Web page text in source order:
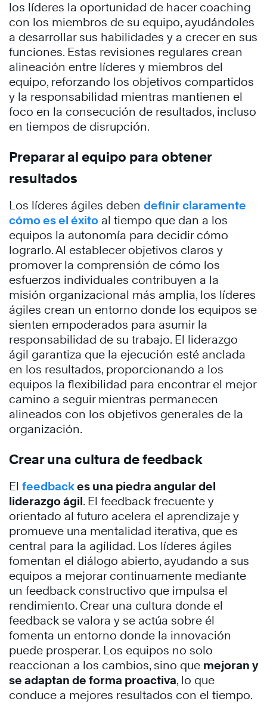
los líderes la oportunidad de hacer coaching
con los miembros de su equipo, ayudándoles
a desarrollar sus habilidades y a crecer en sus
funciones. Estas revisiones regulares crean
alineación entre líderes y miembros del
equipo, reforzando los objetivos compartidos
y la responsabilidad mientras mantienen el
foco en la consecución de resultados, incluso
en tiempos de disrupción.
Preparar al equipo para obtener
resultados
Los líderes ágiles deben definir claramente
cómo es el éxito al tiempo que dan a los
equipos la autonomía para decidir cómo
lograrlo. Al establecer objetivos claros y
promover la comprensión de cómo los
esfuerzos individuales contribuyen a la
misión organizacional más amplia, los líderes
ágiles crean un entorno donde los equipos se
sienten empoderados para asumir la
responsabilidad de su trabajo. El liderazgo
ágil garantiza que la ejecución esté anclada
en los resultados, proporcionando a los
equipos la flexibilidad para encontrar el mejor
camino a seguir mientras permanecen
alineados con los objetivos generales de la
organización.
Crear una cultura de feedback
El feedbackes una piedra angular del
liderazgo ágil. El feedback frecuente y
orientado al futuro acelera el aprendizaje y
promueve una mentalidad iterativa, que es
central para la agilidad. Los líderes ágiles
fomentan el diálogo abierto, ayudando a sus
equipos a mejorar continuamente mediante
un feedback constructivo que impulsa el
rendimiento. Crear una cultura donde el
feedback se valora y se actúa sobre él
fomenta un entorno donde la innovación
puede prosperar. Los equipos no solo
reaccionan a los cambios, sino que mejoran y
se adaptan de forma proactiva, lo que
conduce a mejores resultados con el tiempo.